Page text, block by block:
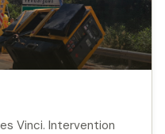
Vinci. Intervention